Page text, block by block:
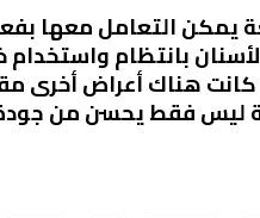
التعامل معها
بانتظام
كانت هناك أعراض
ليس فقط يحسن من جودة